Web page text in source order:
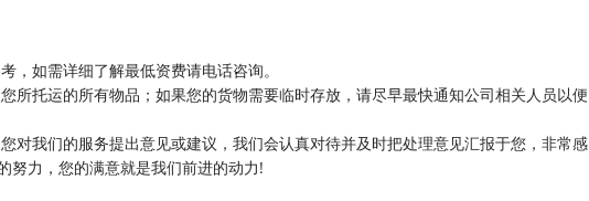
如需详细了解最低资费请电话咨询。
所托运的所有物品；如果您的货物需要临时存放，请尽早最快通知公司相关人员以便
对我们的服务提出意见或建议，我们会认真对待并及时把处理意见汇报于您，非常感
努力，您的满意就是我们前进的动力!